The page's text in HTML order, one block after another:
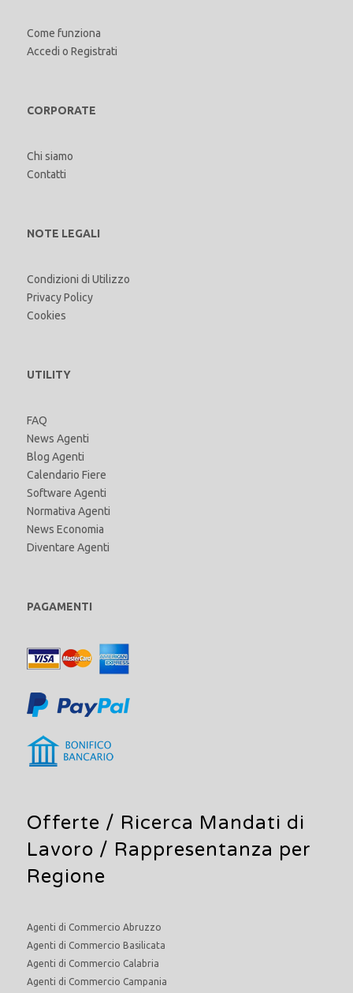
Come funziona
Accedi o Registrati
CORPORATE
Chi siamo
Contatti
NOTE LEGALI
Condizioni di Utilizzo
Privacy Policy
Cookies
UTILITY
FAQ
News Agenti
Blog Agenti
Calendario Fiere
Software Agenti
Normativa Agenti
News Economia
Diventare Agenti
PAGAMENTI
Offerte / Ricerca Mandati di
Lavoro / Rappresentanza per
Regione
Agenti di Commercio Abruzzo
Agenti di Commercio Basilicata
Agenti di Commercio Calabria
Agenti di Commercio Campania